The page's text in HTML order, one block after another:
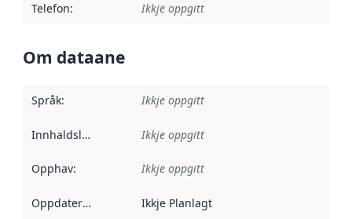
Telefon: Ikkje oppgitt
Om dataane
Språk: Ikkje oppgitt
Innhaldsleverandørar :
Ikkje oppgitt
Opphav: Ikkje oppgitt
Oppdateringsfrekvens :
Ikkje Planlagt